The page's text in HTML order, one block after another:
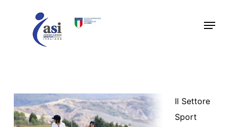
Menu
Il Settore
Sport